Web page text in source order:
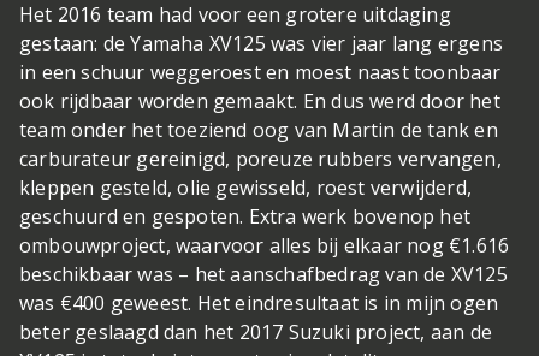
Het 2016 team had voor een grotere uitdaging
gestaan: de Yamaha XV125 was vier jaar lang ergens
in een schuur weggeroest en moest naast toonbaar
ook rijdbaar worden gemaakt. En dus werd door het
team onder het toeziend oog van Martin de tank en
carburateur gereinigd, poreuze rubbers vervangen,
kleppen gesteld, olie gewisseld, roest verwijderd,
geschuurd en gespoten. Extra werk bovenop het
ombouwproject, waarvoor alles bij elkaar nog €1.616
beschikbaar was – het aanschafbedrag van de XV125
was €400 geweest. Het eindresultaat is in mijn ogen
beter geslaagd dan het 2017 Suzuki project, aan de